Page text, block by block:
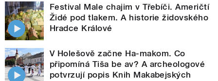
Festival Male chajim v Třebíči. Američtí
Židé pod tlakem. A historie židovského
Hradce Králové
V Holešově začne Ha-makom. Co
připomíná Tiša be av? A archeologové
potvrzují popis Knih Makabejských